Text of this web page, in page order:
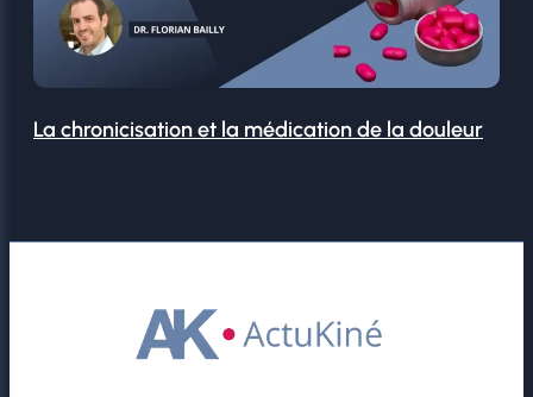
La chronicisation et la médication de la douleur